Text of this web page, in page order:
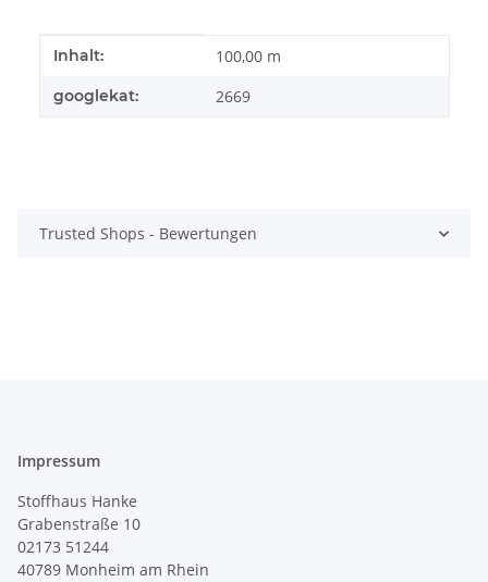
Produkteigenschaft
Wert
Inhalt: 100,00 m
googlekat: 2669
Trusted Shops - Bewertungen
Impressum
Stoffhaus Hanke
Grabenstraße 10
02173 51244
40789 Monheim am Rhein